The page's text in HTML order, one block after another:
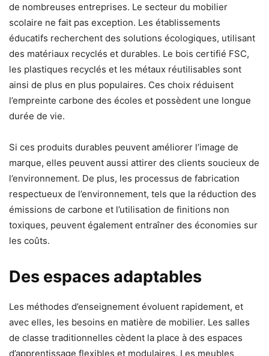
de nombreuses entreprises. Le secteur du mobilier
scolaire ne fait pas exception. Les établissements
éducatifs recherchent des solutions écologiques, utilisant
des matériaux recyclés et durables. Le bois certifié FSC,
les plastiques recyclés et les métaux réutilisables sont
ainsi de plus en plus populaires. Ces choix réduisent
l’empreinte carbone des écoles et possèdent une longue
durée de vie.
Si ces produits durables peuvent améliorer l’image de
marque, elles peuvent aussi attirer des clients soucieux de
l’environnement. De plus, les processus de fabrication
respectueux de l’environnement, tels que la réduction des
émissions de carbone et l’utilisation de finitions non
toxiques, peuvent également entraîner des économies sur
les coûts.
Des espaces adaptables
Les méthodes d’enseignement évoluent rapidement, et
avec elles, les besoins en matière de mobilier. Les salles
de classe traditionnelles cèdent la place à des espaces
d’apprentissage flexibles et modulaires. Les meubles